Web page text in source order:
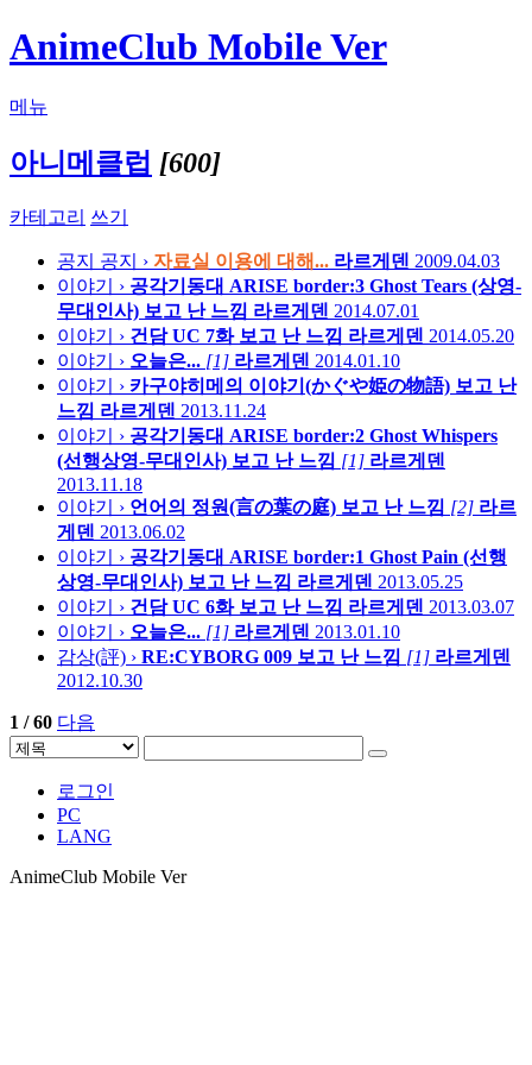
AnimeClub Mobile Ver
메뉴
아니메클럽 [600]
카테고리 쓰기
공지 공지 › 자료실 이용에 대해... 라르게덴 2009.04.03
이야기 › 공각기동대 ARISE border:3 Ghost Tears (상영-
무대인사) 보고 난 느낌 라르게덴 2014.07.01
이야기 › 건담 UC 7화 보고 난 느낌 라르게덴 2014.05.20
이야기 › 오늘은... [1] 라르게덴 2014.01.10
이야기 › 카구야히메의 이야기(かぐや姫の物語) 보고 난
느낌 라르게덴 2013.11.24
이야기 › 공각기동대 ARISE border:2 Ghost Whispers
(선행상영-무대인사) 보고 난 느낌 [1] 라르게덴
2013.11.18
이야기 › 언어의 정원(言の葉の庭) 보고 난 느낌 [2] 라르
게덴 2013.06.02
이야기 › 공각기동대 ARISE border:1 Ghost Pain (선행
상영-무대인사) 보고 난 느낌 라르게덴 2013.05.25
이야기 › 건담 UC 6화 보고 난 느낌 라르게덴 2013.03.07
이야기 › 오늘은... [1] 라르게덴 2013.01.10
감상(評) › RE:CYBORG 009 보고 난 느낌 [1] 라르게덴
2012.10.30
1 / 60 다음
로그인
PC
LANG
AnimeClub Mobile Ver